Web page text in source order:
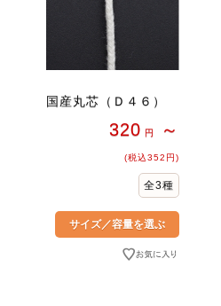
国産丸芯（Ｄ４６）
320 円 ～
(税込352円)
全3種